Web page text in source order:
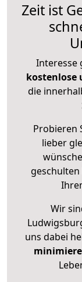
Zeit ist
Interesse
kostenlose
die
Probieren
lieber
Wir
uns dabei